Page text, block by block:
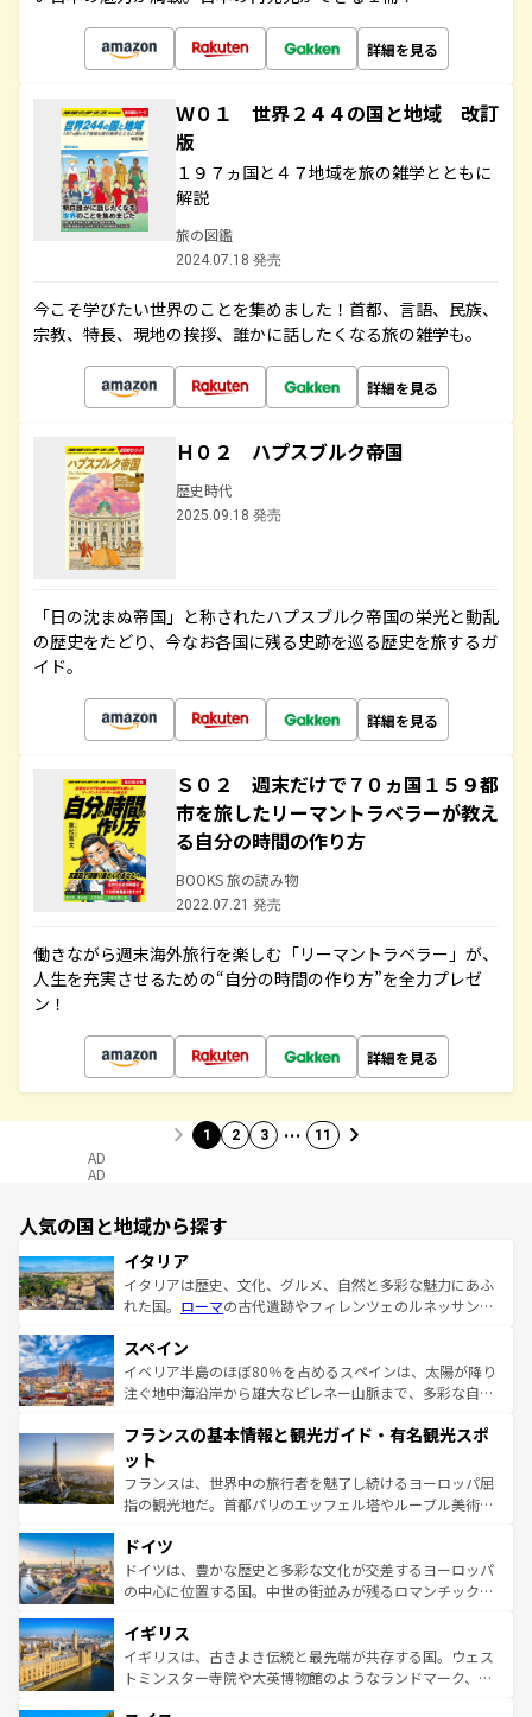
詳細を見る
Ｗ０１ 世界２４４の国と地域 改訂
版
１９７ヵ国と４７地域を旅の雑学とともに
解説
旅の図鑑
2024.07.18 発売
今こそ学びたい世界のことを集めました！首都、言語、民族、
宗教、特長、現地の挨拶、誰かに話したくなる旅の雑学も。
詳細を見る
Ｈ０２ ハプスブルク帝国
歴史時代
2025.09.18 発売
「日の沈まぬ帝国」と称されたハプスブルク帝国の栄光と動乱
の歴史をたどり、今なお各国に残る史跡を巡る歴史を旅するガ
イド。
詳細を見る
Ｓ０２ 週末だけで７０ヵ国１５９都
市を旅したリーマントラベラーが教え
る自分の時間の作り方
BOOKS 旅の読み物
2022.07.21 発売
働きながら週末海外旅行を楽しむ「リーマントラベラー」が、
人生を充実させるための“自分の時間の作り方”を全力プレゼ
ン！
詳細を見る
1 2 3 … 11
AD
AD
人気の国と地域から探す
イタリア
イタリアは歴史、文化、グルメ、自然と多彩な魅力にあふ
れた国。 ローマの古代遺跡やフィレンツェのルネッサンス
ろん、トスカーナの美しい田園風景やアマルフィ海岸の絶
景など、自然景観も見逃せない。観光の合間には、本場の
ピザやパスタなど、絶品のイタリア料理を堪能することも
ませてくれるイタリアで、忘れられない旅をしてみよう！
なお、新着のイタリア情報は
しい。
スペイン
イベリア半島のほぼ80％を占めるスペインは、太陽が降り
注ぐ地中海沿岸から雄大なピレネー山脈まで、多彩な自然
文化が根付くこの国では、情熱的なフラメンコ、熱気あふ
れる闘牛、そして美味しいタパスが生活の一部となってい
る。首都マドリードの洗練された雰囲気や、バルセロナの
アートに溢れた街角から、地方では古代ローマ遺跡や中世
せる。地方によって風土や気候が異なるスペインはその個
性で訪れる人を魅了する。 なお、新着のスペイン情報は コ
ンテンツ一覧を参照してほしい。
フランスの基本情報と観光ガイド・有名観光スポ
ット
フランスは、世界中の旅行者を魅了し続けるヨーロッパ屈
指の観光地だ。首都パリのエッフェル塔やルーブル美術館
で、幅広い魅力が詰まっている。華麗な宮殿、歴史的な大
聖堂、美しいビーチ、そして豊かな自然が、訪れる者を心
から魅了する。また、フランスは美食の国としても知ら
いる。シャンパンの発祥地であるランス、プロヴァンスの
香り高いラベンダー畑など、多彩な楽しみ方が可能だ。さ
らに、パリ以外の地域にも魅力が溢れており、どの街角に
ドイツ
ドイツは、豊かな歴史と多彩な文化が交差するヨーロッパ
の中心に位置する国。中世の街並みが残るロマンチック街
顔を持つこの国は、どこを歩いても飽きることがない。ベ
ルリンの文化的活気、バイエルン州のアルプスの絶景、そ
してライン川沿いのワイン畑といった風景は必見。ビール
イギリス
イギリスは、古きよき伝統と最先端が共存する国。ウェス
トミンスター寺院や大英博物館のようなランドマーク、歴